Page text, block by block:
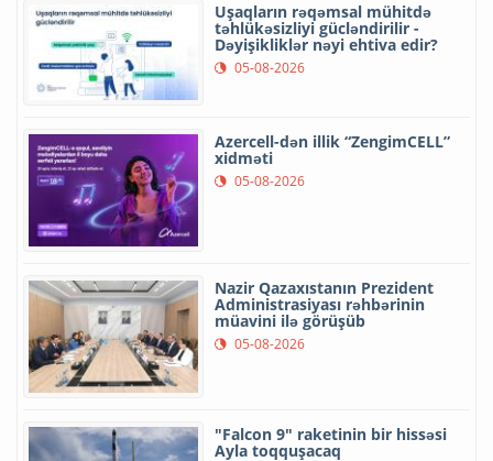
Uşaqların rəqəmsal mühitdə
təhlükəsizliyi gücləndirilir -
Dəyişikliklər nəyi ehtiva edir?
05-08-2026
Azercell-dən illik “ZengimCELL”
xidməti
05-08-2026
Nazir Qazaxıstanın Prezident
Administrasiyası rəhbərinin
müavini ilə görüşüb
05-08-2026
"Falcon 9" raketinin bir hissəsi
Ayla toqquşacaq